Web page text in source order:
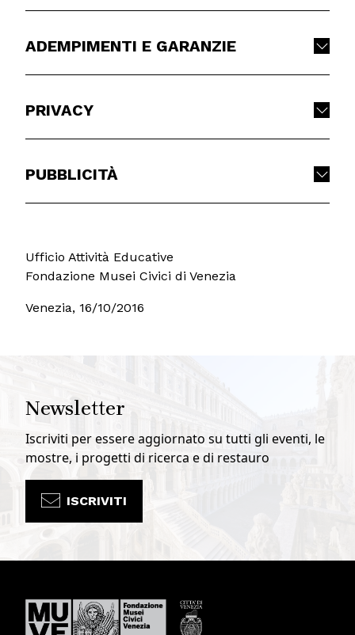
ADEMPIMENTI E GARANZIE
PRIVACY
PUBBLICITÀ
Ufficio Attività Educative
Fondazione Musei Civici di Venezia
Venezia, 16/10/2016
Newsletter
Iscriviti per essere aggiornato su tutti gli eventi, le
mostre, i progetti di ricerca e di restauro
ISCRIVITI